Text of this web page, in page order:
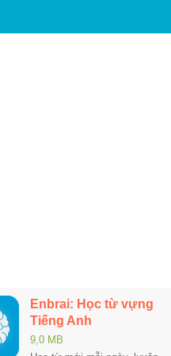
Enbrai: Học từ vựng
Tiếng Anh
9,0 MB